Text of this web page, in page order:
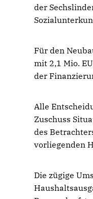
der
Für den
mit 2,1 Mio.
der
Alle
Zuschuss
des
vorliegenden
Die zügige